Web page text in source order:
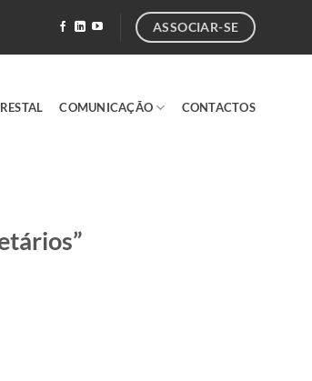
ASSOCIAR-SE
COMUNICAÇÃO CONTACTOS